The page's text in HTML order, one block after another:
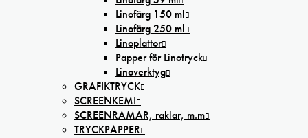
Linofärg 150 ml
Linofärg 250 ml
Linoplattor
Papper för Linotryck
Linoverktyg
GRAFIKTRYCK
SCREENKEMI
SCREENRAMAR, raklar, m.m
TRYCKPAPPER